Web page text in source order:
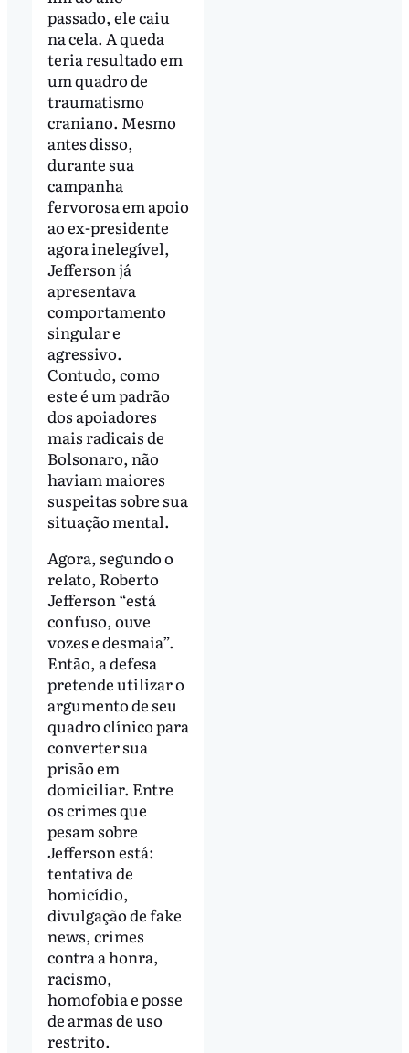
passado, ele caiu
na cela. A queda
teria resultado em
um quadro de
traumatismo
craniano. Mesmo
antes disso,
durante sua
campanha
fervorosa em apoio
ao ex-presidente
agora inelegível,
Jefferson já
apresentava
comportamento
singular e
agressivo.
Contudo, como
este é um padrão
dos apoiadores
mais radicais de
Bolsonaro, não
haviam maiores
suspeitas sobre sua
situação mental.
Agora, segundo o
relato, Roberto
Jefferson “está
confuso, ouve
vozes e desmaia”.
Então, a defesa
pretende utilizar o
argumento de seu
quadro clínico para
converter sua
prisão em
domiciliar. Entre
os crimes que
pesam sobre
Jefferson está:
tentativa de
homicídio,
divulgação de fake
news, crimes
contra a honra,
racismo,
homofobia e posse
de armas de uso
restrito.